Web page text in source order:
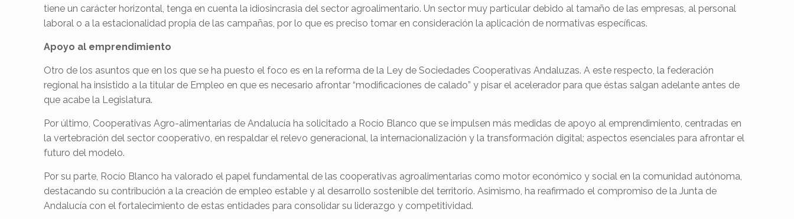
tiene un carácter horizontal, tenga en cuenta la idiosincrasia del sector agroalimentario. Un sector muy particular debido al tamaño de las empresas, al personal
laboral o a la estacionalidad propia de las campañas, por lo que es preciso tomar en consideración la aplicación de normativas específicas.
Apoyo al emprendimiento
Otro de los asuntos que en los que se ha puesto el foco es en la reforma de la Ley de Sociedades Cooperativas Andaluzas. A este respecto, la federación
regional ha insistido a la titular de Empleo en que es necesario afrontar “modificaciones de calado” y pisar el acelerador para que éstas salgan adelante antes de
que acabe la Legislatura.
Por último, Cooperativas Agro-alimentarias de Andalucía ha solicitado a Rocío Blanco que se impulsen más medidas de apoyo al emprendimiento, centradas en
la vertebración del sector cooperativo, en respaldar el relevo generacional, la internacionalización y la transformación digital; aspectos esenciales para afrontar el
futuro del modelo.
Por su parte, Rocío Blanco ha valorado el papel fundamental de las cooperativas agroalimentarias como motor económico y social en la comunidad autónoma,
destacando su contribución a la creación de empleo estable y al desarrollo sostenible del territorio. Asimismo, ha reafirmado el compromiso de la Junta de
Andalucía con el fortalecimiento de estas entidades para consolidar su liderazgo y competitividad.